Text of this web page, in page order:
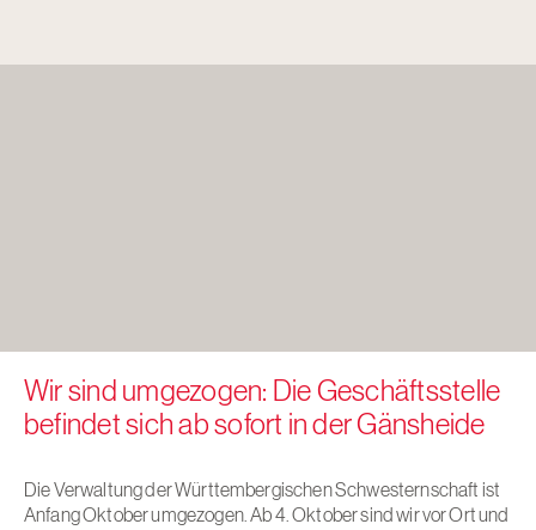
Wir sind umgezogen: Die Geschäftsstelle
befindet sich ab sofort in der Gänsheide
Die Verwaltung der Württembergischen Schwesternschaft ist
Anfang Oktober umgezogen. Ab 4. Oktober sind wir vor Ort und